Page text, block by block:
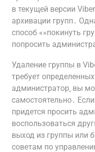
в текущей версии
архивации групп․
способ «»покинуть
попросить
Удаление группы в
требует
администратор‚ вы
самостоятельно․
придется просить
воспользоваться
выход из группы или
советам по